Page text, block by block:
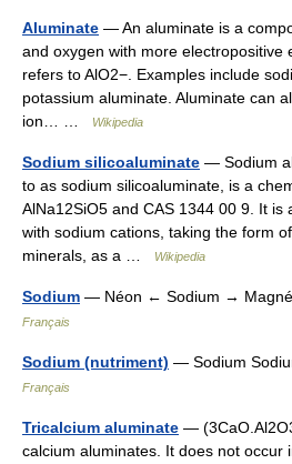
Aluminate — An aluminate is a
and oxygen with more electropositive
refers to AlO2−. Examples include
potassium aluminate. Aluminate can
ion… …
Wikipedia
Sodium silicoaluminate — Sodium
to as sodium silicoaluminate, is a
AlNa12SiO5 and CAS 1344 00 9. It is
with sodium cations, taking the form
minerals, as a …
Wikipedia
Sodium — Néon ← Sodium →
Français
Sodium (nutriment) — Sodium
Français
Tricalcium aluminate —
calcium aluminates. It does not occur